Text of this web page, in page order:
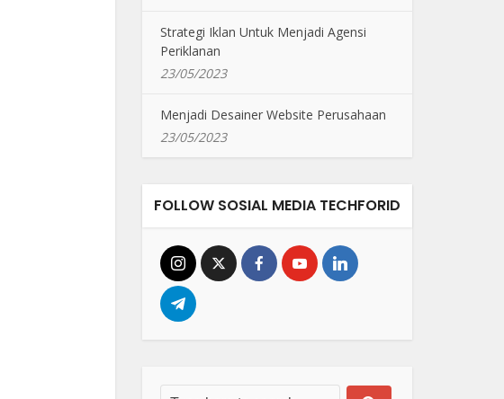
Strategi Iklan Untuk Menjadi Agensi
Periklanan
23/05/2023
Menjadi Desainer Website Perusahaan
23/05/2023
FOLLOW SOSIAL MEDIA TECHFORID